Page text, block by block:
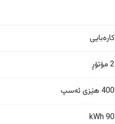
کارەبایی
2 مۆتۆڕ
400 هێزی ئەسپ
90 kWh